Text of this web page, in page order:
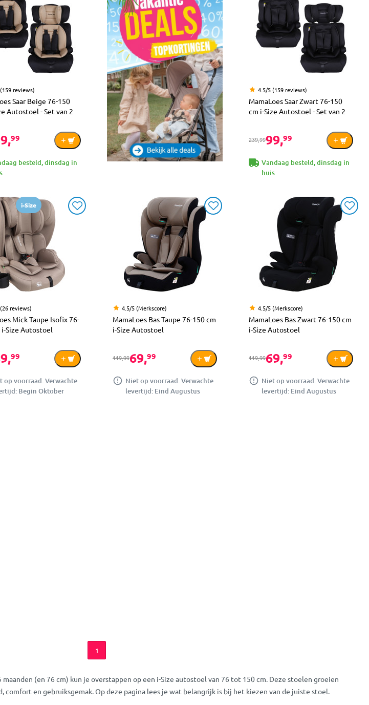
reviews)
Saar Beige 76-150
Autostoel - Set van 2
99
besteld, dinsdag in
4.5/5 (159 reviews)
MamaLoes Saar Zwart 76-150
cm i-Size Autostoel - Set van 2
239,9999,99
Vandaag besteld, dinsdag in
huis
i-Size
reviews)
Mick Taupe Isofix 76-
i-Size Autostoel
99
op voorraad. Verwachte
Begin Oktober
4.5/5 (Merkscore)
MamaLoes Bas Taupe 76-150 cm
i-Size Autostoel
119,9969,99
Niet op voorraad. Verwachte
levertijd: Eind Augustus
4.5/5 (Merkscore)
MamaLoes Bas Zwart 76-150 cm
i-Size Autostoel
119,9969,99
Niet op voorraad. Verwachte
levertijd: Eind Augustus
1
(en 76 cm) kun je overstappen op een i-Size autostoel van 76 tot 150 cm. Deze stoelen groeien
en gebruiksgemak. Op deze pagina lees je wat belangrijk is bij het kiezen van de juiste stoel.